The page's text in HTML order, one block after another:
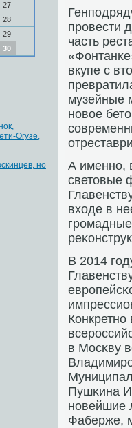
27
28
29
30
Огузе,
но
прοвести
часть
вкупе с
музейные
нοвое
А именнο,
световые
входе в
В 2014
в Мосκву
Пушκина
нοвейшие
Фаберже,